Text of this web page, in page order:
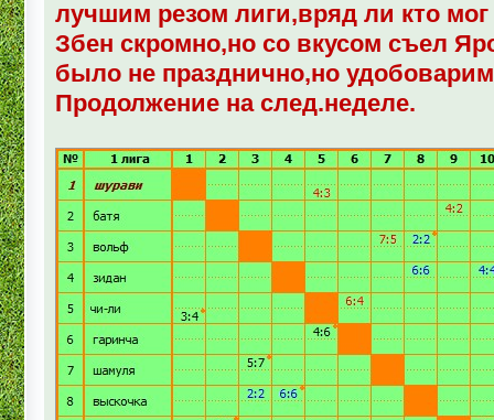
лучшим резом лиги,вряд ли кто мог
Збен скромно,но со вкусом съел
было не празднично,но
Продолжение на след.неделе.